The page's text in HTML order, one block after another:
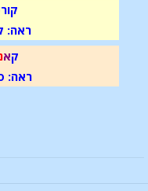
ראה:
קא
ראה: